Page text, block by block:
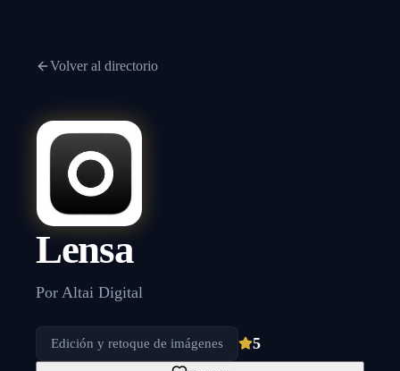
Volver al directorio
Lensa
Por Altai Digital
Edición y retoque de imágenes 5